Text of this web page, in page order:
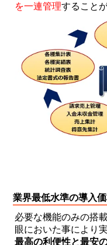
を一連管理すること
業界最低水準の導入
必要な機能のみの搭
眼においた事により
最高の利便性と最安